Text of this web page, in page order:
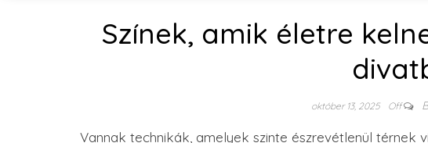
Színek, amik életre
október 13, 2025 Off
Vannak technikák, amelyek szinte észrevétlenül térnek